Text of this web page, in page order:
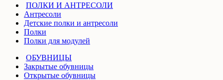
ПОЛКИ И АНТРЕСОЛИ
Антресоли
Детские полки и антресоли
Полки
Полки для модулей
ОБУВНИЦЫ
Закрытые обувницы
Открытые обувницы